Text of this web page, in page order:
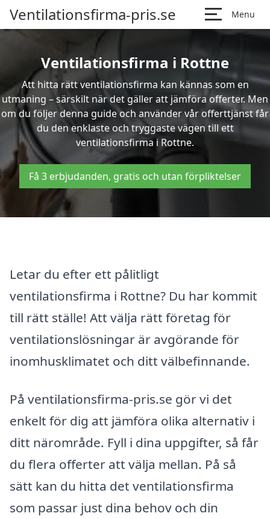
Ventilationsfirma-pris.se Menu
Ventilationsfirma i Rottne
Att hitta rätt ventilationsfirma kan kännas som en
utmaning – särskilt när det gäller att jämföra offerter. Men
om du följer denna guide och använder vår offerttjänst får
du den enklaste och tryggaste vägen till ett
ventilationsfirma i Rottne.
Få 3 erbjudanden, gratis och utan förpliktelser
Letar du efter ett pålitligt
ventilationsfirma i Rottne? Du har kommit
till rätt ställe! Att välja rätt företag för
ventilationslösningar är avgörande för
inomhusklimatet och ditt välbefinnande.
På ventilationsfirma-pris.se gör vi det
enkelt för dig att jämföra olika alternativ i
ditt närområde. Fyll i dina uppgifter, så får
du flera offerter att välja mellan. På så
sätt kan du hitta det ventilationsfirma
som passar just dina behov och din